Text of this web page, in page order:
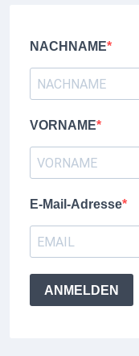
NACHNAME
VORNAME
E-Mail-Adresse
ANMELDEN